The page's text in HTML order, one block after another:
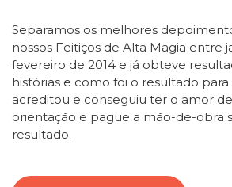
Separamos os melhores
nossos Feitiços de Alta Magia entre
fevereiro de 2014 e já obteve
histórias e como foi o resultado
acreditou e conseguiu ter o amor
orientação e pague a mão-de-obra
resultado.